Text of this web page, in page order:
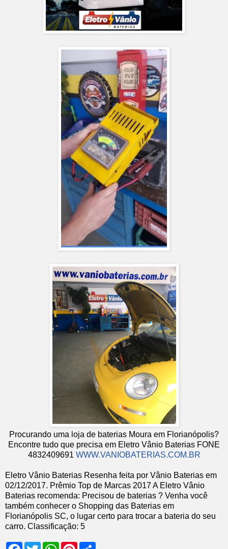
Procurando uma loja de baterias Moura em Florianópolis?
Encontre tudo que precisa em Eletro Vânio Baterias FONE
4832409691 WWW.VANIOBATERIAS.COM.BR
Eletro Vânio Baterias Resenha feita por Vânio Baterias em
02/12/2017. Prêmio Top de Marcas 2017 A Eletro Vânio
Baterias recomenda: Precisou de baterias ? Venha você
também conhecer o Shopping das Baterias em
Florianópolis SC, o lugar certo para trocar a bateria do seu
carro. Classificação: 5
F T W P